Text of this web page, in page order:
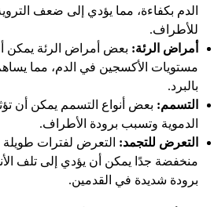
الدم بكفاءة، مما يؤدي إلى ضعف
للأطراف.
أمراض الرئة: بعض أمراض الرئة يمكن
مستويات الأكسجين في الدم، مما
بالبرد.
التسمم: بعض أنواع التسمم يمكن أن
الدموية وتسبب برودة الأطراف.
التعرض للتجمد: التعرض لفترات
منخفضة جدًا يمكن أن يؤدي إلى تلف
برودة شديدة في القدمين.